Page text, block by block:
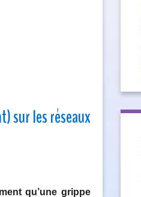
sur les réseaux
qu’une grippe